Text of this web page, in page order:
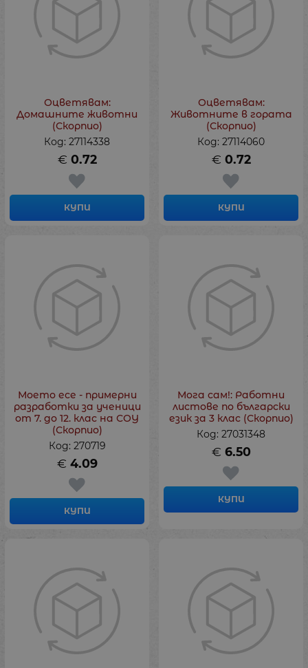
Оцветявам:
Домашните животни
(Скорпио)
Код: 27114338
0.72
€
КУПИ
Оцветявам:
Животните в гората
(Скорпио)
Код: 27114060
0.72
€
КУПИ
Моето есе - примерни
разработки за ученици
от 7. до 12. клас на СОУ
(Скорпио)
Код: 270719
4.09
€
КУПИ
Мога сам!: Работни
листове по български
език за 3 клас (Скорпио)
Код: 27031348
6.50
€
КУПИ